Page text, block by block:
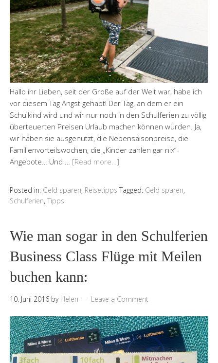
Hallo ihr Lieben, seit der Große auf der Welt war, habe ich
vor diesem Tag Angst gehabt! Der Tag, an dem er ein
Schulkind wird und wir nur noch in den Schulferien zu völlig
überteuerten Preisen Urlaub machen können würden. Ja,
wir haben sie ausgenutzt, die Nebensaisonpreise, die
Familienvorteilswochen, die „Kinder zahlen gar nix“-
Angebote… Und … [Read more…]
Posted in: Geld sparen, Reisetipps Tagged: Geld sparen,
Schulferien, Tipps
Wie man sogar in den Schulferien
Business Class Flüge mit Meilen
buchen kann:
10. Juni 2016 by Helen Leave a Comment